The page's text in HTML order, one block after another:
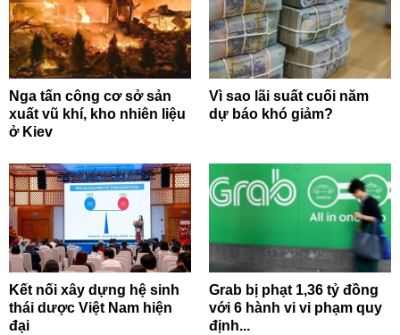
Nga tấn công cơ sở sản
xuất vũ khí, kho nhiên liệu
ở Kiev
Vì sao lãi suất cuối năm
dự báo khó giảm?
Kết nối xây dựng hệ sinh
thái dược Việt Nam hiện
đại
Grab bị phạt 1,36 tỷ đồng
với 6 hành vi vi phạm quy
định...